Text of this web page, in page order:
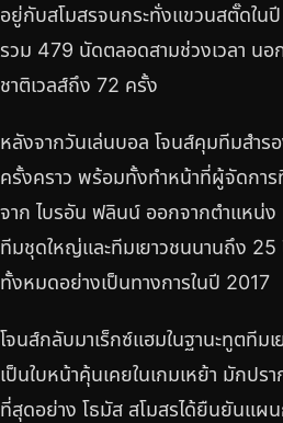
อยู่กับสโมสรจนกระทั่งแขวนสตั๊ดใน
รวม 479 นัดตลอดสามช่วงเวลา นอ
ชาติเวลส์ถึง 72 ครั้ง
หลังจากวันเล่นบอล โจนส์คุมทีมสำร
ครั้งคราว พร้อมทั้งทำหน้าที่ผู้จัดกา
จาก ไบรอัน ฟลินน์ ออกจากตำแหน่ง
ทีมชุดใหญ่และทีมเยาวชนนานถึง
ทั้งหมดอย่างเป็นทางการในปี 2017
โจนส์กลับมาเร็กซ์แฮมในฐานะทูตทีม
เป็นใบหน้าคุ้นเคยในเกมเหย้า มักป
ที่สุดอย่าง โธมัส สโมสรได้ยืนยันแผ